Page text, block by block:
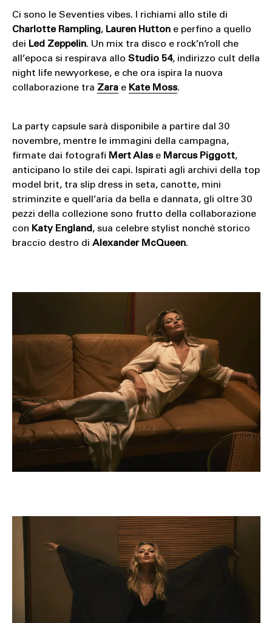
Ci sono le Seventies vibes. I richiami allo stile di
Charlotte Rampling, Lauren Hutton e perfino a quello
dei Led Zeppelin. Un mix tra disco e rock’n’roll che
all’epoca si respirava allo Studio 54, indirizzo cult della
night life newyorkese, e che ora ispira la nuova
collaborazione tra Zarae Kate Moss.
La party capsule sarà disponibile a partire dal 30
novembre, mentre le immagini della campagna,
firmate dai fotografi Mert AlaseMarcus Piggott,
anticipano lo stile dei capi. Ispirati agli archivi della top
model brit, tra slip dress in seta, canotte, mini
striminzite e quell’aria da bella e dannata, gli oltre 30
pezzi della collezione sono frutto della collaborazione
con Katy England, sua celebre stylist nonché storico
braccio destro di Alexander McQueen.